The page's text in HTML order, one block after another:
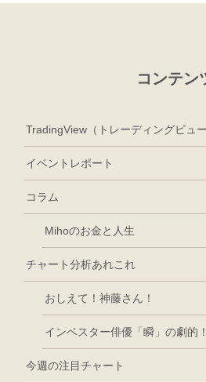
コンテン
TradingView（トレーディングビュ
イベントレポート
コラム
Mihoのお金と人生
チャート分析あれこれ
おしえて！神藤さん！
インベスター俳優「瞬」の劇的
今週の注目チャート